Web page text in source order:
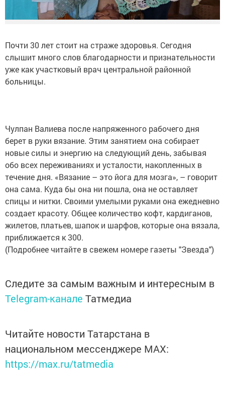
Почти 30 лет стоит на страже здоровья. Сегодня
слышит много слов благодарности и признательности
уже как участковый врач центральной районной
больницы.
Чулпан Валиева после напряженного рабочего дня
берет в руки вязание. Этим занятием она собирает
новые силы и энергию на следующий день, забывая
обо всех переживаниях и усталости, накопленных в
течение дня. «Вязание – это йога для мозга», – говорит
она сама. Куда бы она ни пошла, она не оставляет
спицы и нитки. Своими умелыми руками она ежедневно
создает красоту. Общее количество кофт, кардиганов,
жилетов, платьев, шапок и шарфов, которые она вязала,
приближается к 300.
(Подробнее читайте в свежем номере газеты "Звезда")
Следите за самым важным и интересным в
Telegram-канале Татмедиа
Читайте новости Татарстана в
национальном мессенджере MАХ:
https://max.ru/tatmedia